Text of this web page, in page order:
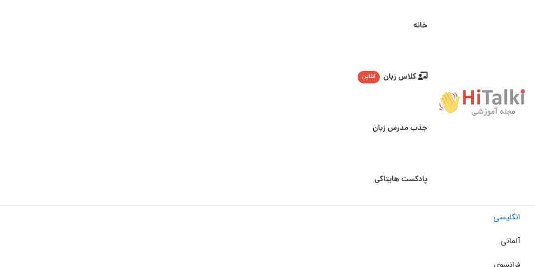
خانه
کلاس زبان آنلاین
جذب مدرس زبان
پادکست هایتاکی
انگلیسی
آلمانی